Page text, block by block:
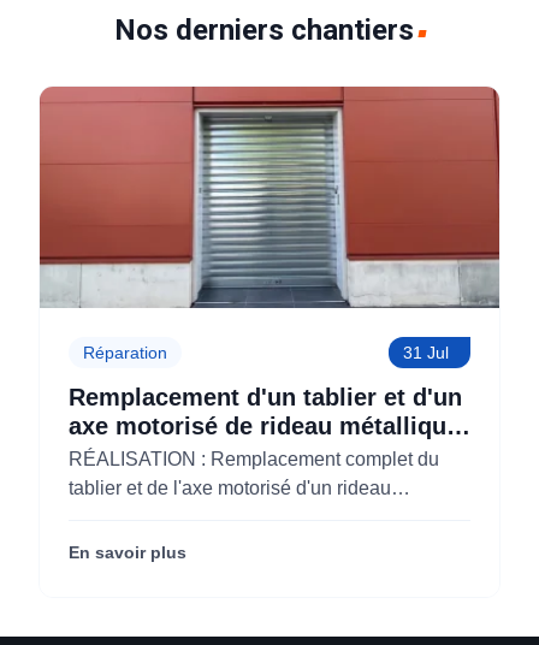
fabriquons les rideaux métalliques dans
nos ateliers donc nos prix sont parmi les
Nos derniers chantiers
Réparation 31 Jul
Remplacement d'un tablier et d'un
axe motorisé de rideau métallique
pour M'CHADAL (Optical Center)
(95)
RÉALISATION : Remplacement complet du
tablier et de l'axe motorisé d'un rideau
Center) (95290).
En savoir plus